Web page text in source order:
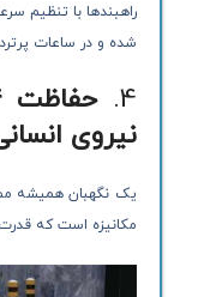
راهبندها با تنظیم
شده و در ساعات
4.
نیروی
یک نگهبان همیشه
مکانیزه است که قدرت